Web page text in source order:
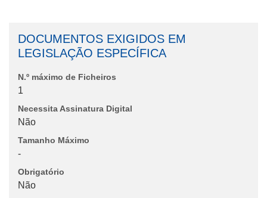
DOCUMENTOS EXIGIDOS EM
LEGISLAÇÃO ESPECÍFICA
N.º máximo de Ficheiros
1
Necessita Assinatura Digital
Não
Tamanho Máximo
-
Obrigatório
Não